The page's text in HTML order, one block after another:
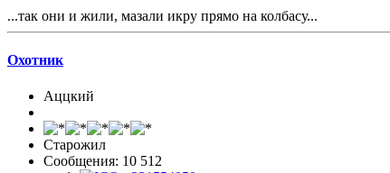
...так они и жили, мазали икру прямо на колбасу...
Охотник
Аццкий
Старожил
Сообщения: 10 512